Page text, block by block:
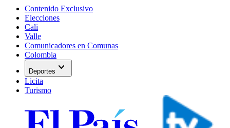
Contenido Exclusivo
Elecciones
Cali
Valle
Comunicadores en Comunas
Colombia
Deportes expand_more
Licita
Turismo